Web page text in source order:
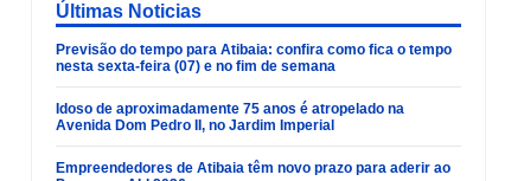
Últimas Noticias
Previsão do tempo para Atibaia: confira como fica o tempo
nesta sexta-feira (07) e no fim de semana
Idoso de aproximadamente 75 anos é atropelado na
Avenida Dom Pedro II, no Jardim Imperial
Empreendedores de Atibaia têm novo prazo para aderir ao